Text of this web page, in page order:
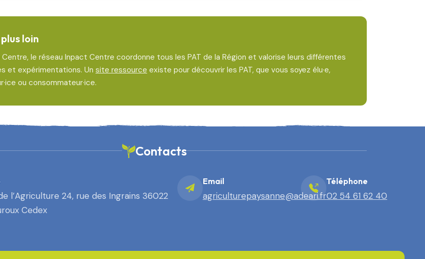
loin
Centre, le réseau Inpact Centre coordonne tous les PAT de la Région et valorise leurs différentes
et expérimentations. Un site ressource existe pour découvrir les PAT, que vous soyez élu·e,
ou consommateur·ice.
Contacts
l’Agriculture 24, rue des Ingrains 36022
Cedex
Email
agriculturepaysanne@adeari.fr
Téléphone
02 54 61 62 40